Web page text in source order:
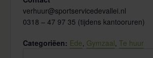
verhuur@sportservicedevallei.nl
0318 – 47 97 35 (tijdens kantooruren)
Categoriëen: Ede Gymzaal Te huur